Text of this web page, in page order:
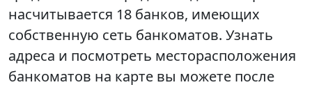
насчитывается 18 банков, имеющих
собственную сеть банкоматов. Узнать
адреса и посмотреть месторасположения
банкоматов на карте вы можете после